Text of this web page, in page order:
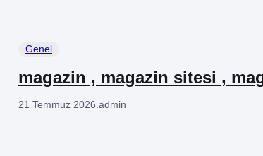
Genel
magazin , magazin sitesi ,
21 Temmuz 2026 admin